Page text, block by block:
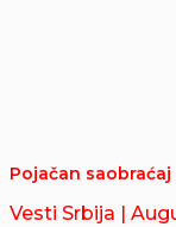
Pojačan saobraćaj
Vesti Srbija |